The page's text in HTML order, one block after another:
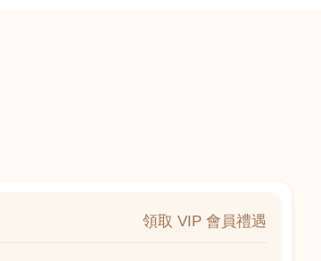
領取 VIP 會員禮遇